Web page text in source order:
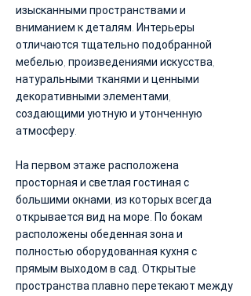
изысканными пространствами и
вниманием к деталям. Интерьеры
отличаются тщательно подобранной
мебелью, произведениями искусства,
натуральными тканями и ценными
декоративными элементами,
создающими уютную и утонченную
атмосферу.
На первом этаже расположена
просторная и светлая гостиная с
большими окнами, из которых всегда
открывается вид на море. По бокам
расположены обеденная зона и
полностью оборудованная кухня с
прямым выходом в сад. Открытые
пространства плавно перетекают между